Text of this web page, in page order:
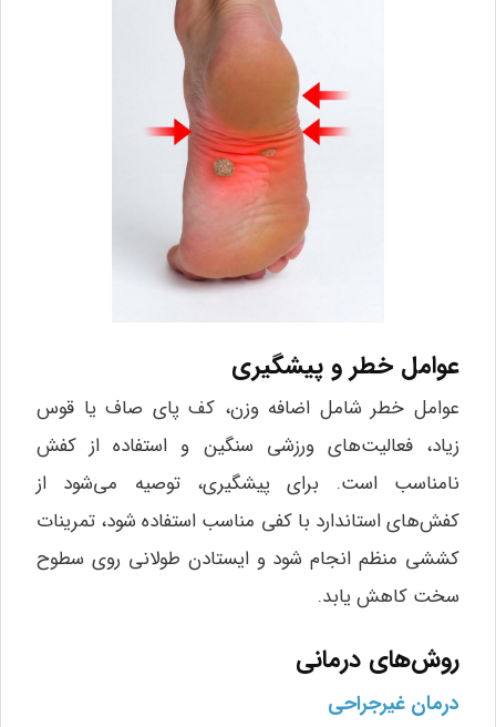
عوامل خطر و پیشگیری
عوامل خطر شامل اضافه وزن، کف پای صاف یا قوس
زیاد، فعالیت‌های ورزشی سنگین و استفاده از کفش
نامناسب است. برای پیشگیری، توصیه می‌شود از
کفش‌های استاندارد با کفی مناسب استفاده شود، تمرینات
کششی منظم انجام شود و ایستادن طولانی روی سطوح
سخت کاهش یابد.
روش‌های درمانی
درمان غیرجراحی